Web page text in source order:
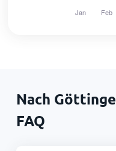
Nach
FAQ